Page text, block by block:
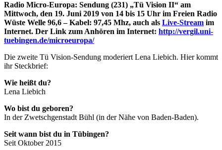
Radio Micro-Europa: Sendung (231) „Tü Vision II“ am
Mittwoch, den 19. Juni 2019 von 14 bis 15 Uhr im Freien Radio
Wüste Welle 96,6 – Kabel: 97,45 Mhz, auch als Live-Stream im
Internet. Der Link zum Anhören im Internet: http://vergil.uni-
tuebingen.de/microeuropa/
Die zweite Tü Vision-Sendung moderiert Lena Liebich. Hier kommt
ihr Steckbrief:
Wie heißt du?
Lena Liebich
Wo bist du geboren?
In der Zwetschgenstadt Bühl (in der Nähe von Baden-Baden).
Seit wann bist du in Tübingen?
Seit Oktober 2015